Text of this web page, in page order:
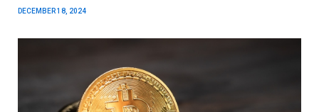
DECEMBER 18, 2024